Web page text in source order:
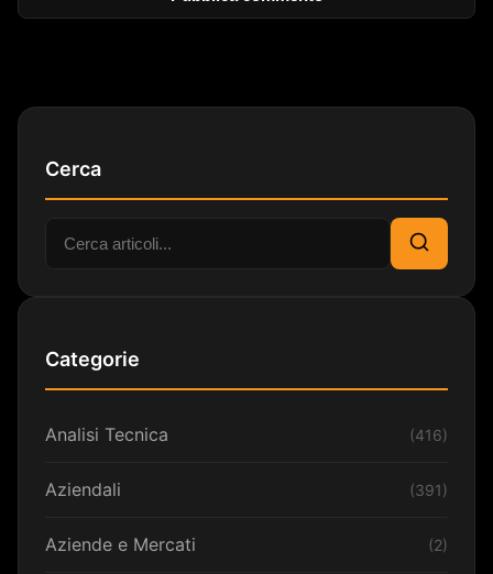
Cerca
Cerca:
Cerca
Categorie
Analisi Tecnica (416)
Aziendali (391)
Aziende e Mercati (2)